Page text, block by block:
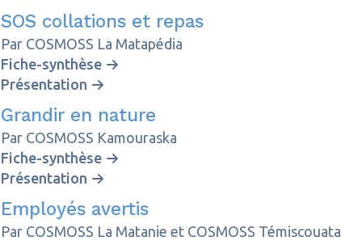
SOS collations et repas
Par COSMOSS La Matapédia
Fiche-synthèse
Présentation
Grandir en nature
Par COSMOSS Kamouraska
Fiche-synthèse
Présentation
Employés avertis
Par COSMOSS La Matanie et COSMOSS Témiscouata